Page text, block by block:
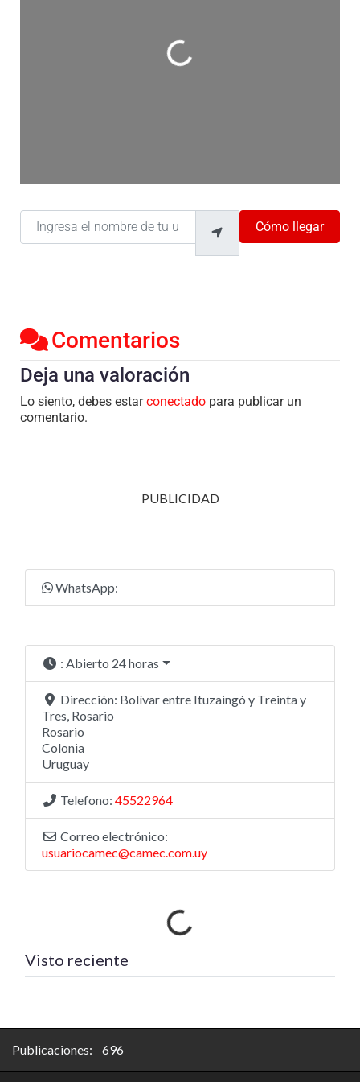
Cargando…
Ingresa el nombre de tu ubicación
Cómo llegar
Comentarios
Deja una valoración
Lo siento, debes estarconectado para publicar un
comentario.
PUBLICIDAD
WhatsApp:
: Abierto 24 horas
Dirección: Bolívar entre Ituzaingó y Treinta y
Tres, Rosario
Rosario
Colonia
Uruguay
Telefono: 45522964
Correo electrónico:
usuariocamec@camec.com.uy
Visto reciente Cargando…
Publicaciones: 696